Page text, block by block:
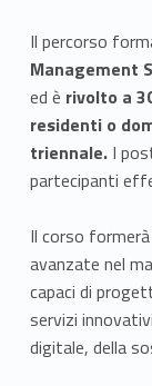
Il percorso
Management
ed è rivolto a
residenti o
triennale.I
partecipanti
Il corso
avanzate nel
capaci di
servizi
digitale, della